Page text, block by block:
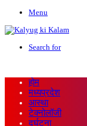
Menu
Search for
होम
मध्यप्रदेश
आस्था
टेक्नोलॉजी
दुर्घटना